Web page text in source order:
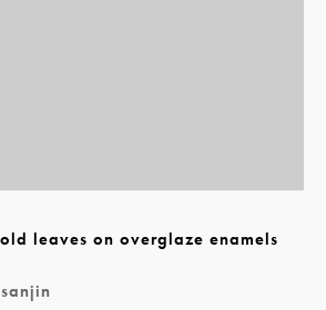
leaves on overglaze enamels